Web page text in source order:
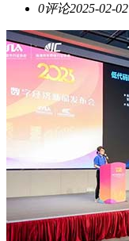
0评论2025-02-02